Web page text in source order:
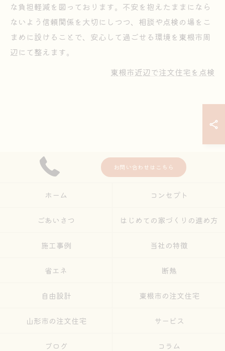
な負担軽減を図っております。不安を抱えたままになら
ないよう信頼関係を大切にしつつ、相談や点検の場をこ
まめに設けることで、安心して過ごせる環境を東根市周
辺にて整えます。
東根市近辺で注文住宅を点検
お問い合わせはこちら
ホーム コンセプト
ごあいさつ はじめての家づくりの進め方
施工事例 当社の特徴
省エネ 断熱
自由設計 東根市の注文住宅
山形市の注文住宅 サービス
ブログ コラム